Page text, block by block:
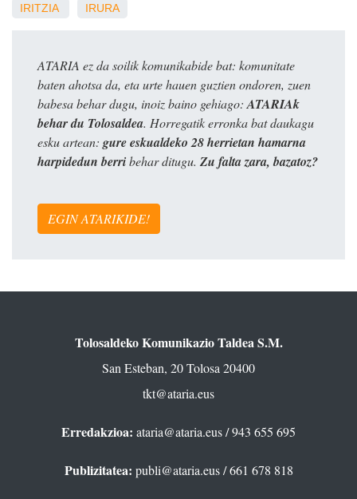
IRITZIA IRURA
ATARIA ez da soilik komunikabide bat: komunitate
baten ahotsa da, eta urte hauen guztien ondoren, zuen
babesa behar dugu, inoiz baino gehiago: ATARIAk
behar du Tolosaldea. Horregatik erronka bat daukagu
esku artean: gure eskualdeko 28 herrietan hamarna
harpidedun berribehar ditugu. Zu falta zara, bazatoz?
EGIN ATARIKIDE!
Tolosaldeko Komunikazio Taldea S.M.
San Esteban, 20 Tolosa 20400
tkt@ataria.eus
Erredakzioa: ataria@ataria.eus/ 943 655 695
Publizitatea: publi@ataria.eus/ 661 678 818